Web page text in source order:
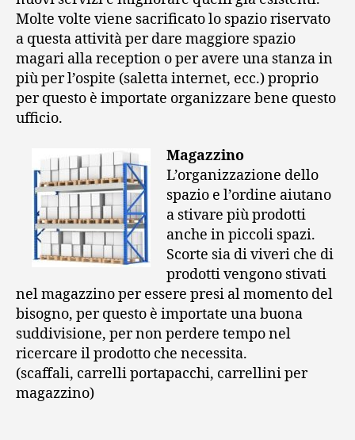
Molte volte viene sacrificato lo spazio riservato
a questa attività per dare maggiore spazio
magari alla reception o per avere una stanza in
più per l’ospite (saletta internet, ecc.) proprio
per questo è importate organizzare bene questo
ufficio.
Magazzino
L’organizzazione dello
spazio e l’ordine aiutano
a stivare più prodotti
anche in piccoli spazi.
Scorte sia di viveri che di
prodotti vengono stivati
nel magazzino per essere presi al momento del
bisogno, per questo è importate una buona
suddivisione, per non perdere tempo nel
ricercare il prodotto che necessita.
(scaffali, carrelli portapacchi, carrellini per
magazzino)